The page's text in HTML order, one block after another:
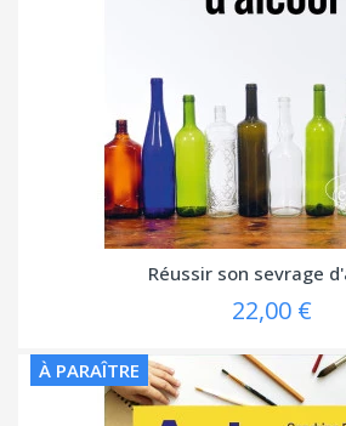
Réussir son sevrage
22,00 €
À PARAÎTRE